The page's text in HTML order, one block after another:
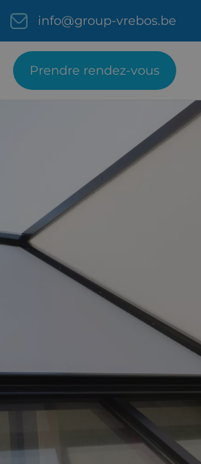
info@group-vrebos.be
Prendre rendez-vous